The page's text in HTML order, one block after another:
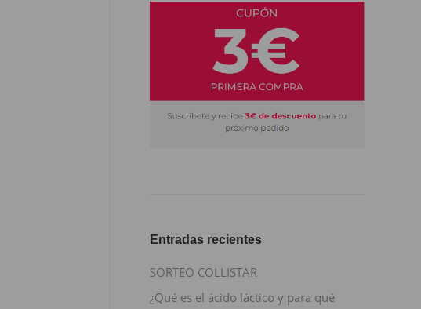
Entradas recientes
SORTEO COLLISTAR
¿Qué es el ácido láctico y para qué